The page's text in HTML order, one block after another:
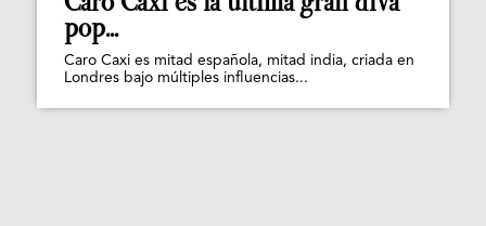
pop...
Caro Caxi es mitad española, mitad india, criada en
Londres bajo múltiples influencias...